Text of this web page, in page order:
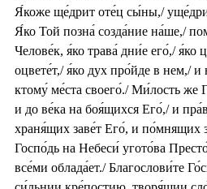
Я́коже ще́дрит оте́ц сы́ны,/
Я́ко Той позна́ созда́ние на́ше,/
Челове́к, я́ко трава́ дни́е его́,/ я́ко
оцвете́т,/ я́ко дух про́йде в нем,/ и
ктому́ ме́ста своего́./ Ми́лость же
и до ве́ка на боя́щихся Его́,/ и
храня́щих заве́т Его́, и по́мнящих
Госпо́дь на Небеси́ угото́ва
все́ми облада́ет./ Благослови́те